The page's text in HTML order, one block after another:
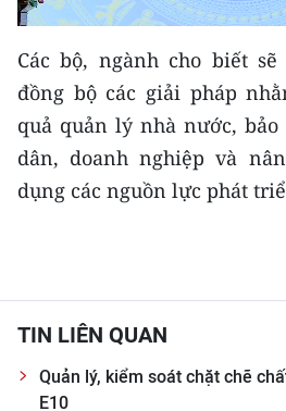
BẠN ĐỌC
KIỂM CHỨNG THÔNG TIN
TRI THỨC CHUYÊN SÂU
54 DÂN TỘC VIỆT NAM
RADIO
MEDIA CENTER
Các bộ, ngành cho biết
đồng bộ các giải pháp
quả quản lý nhà nước,
dân, doanh nghiệp và
dụng các nguồn lực phát
TIN LIÊN QUAN
Quản lý, kiểm soát chặt chẽ
E10